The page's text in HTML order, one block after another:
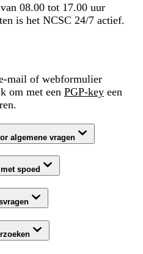
08.00 tot 17.00 uur
is het NCSC 24/7 actief.
mail of webformulier
om met een PGP-key een
algemene vragen
spoed